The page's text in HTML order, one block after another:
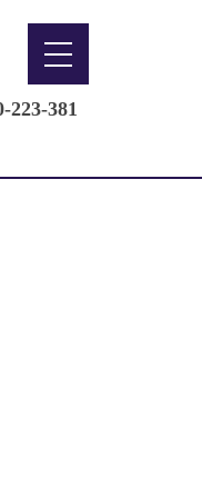
223-381